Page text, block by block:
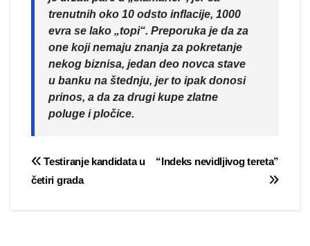
trenutnih oko 10 odsto inflacije, 1000
evra se lako „topi“. Preporuka je da za
one koji nemaju znanja za pokretanje
nekog biznisa, jedan deo novca stave
u banku na štednju, jer to ipak donosi
prinos, a da za drugi kupe zlatne
poluge i pločice.
Post
navigation
“Indeks nevidljivog tereta”
Testiranje kandidata u
četiri grada